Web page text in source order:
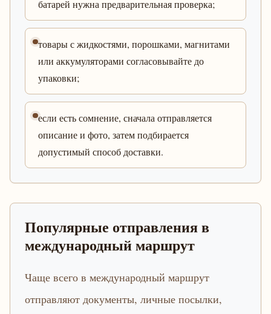
батарей нужна предварительная проверка;
товары с жидкостями, порошками, магнитами
или аккумуляторами согласовывайте до
упаковки;
если есть сомнение, сначала отправляется
описание и фото, затем подбирается
допустимый способ доставки.
Популярные отправления в
международный маршрут
Чаще всего в международный маршрут
отправляют документы, личные посылки,